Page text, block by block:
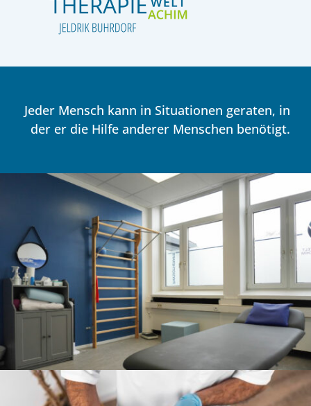
Jeder Mensch kann in Situationen geraten, in
der er die Hilfe anderer Menschen benötigt.